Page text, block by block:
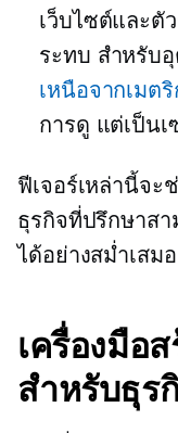
เว็บไซต์และตั
ระทบ สำหรับ
เหนือจากเมต
การดู แต่เป็น
ฟีเจอร์เหล่านี้จะ
ธุรกิจที่ปรึกษาส
ได้อย่างสม่ำเสมอ
เครื่องมือ
สำหรับธุร